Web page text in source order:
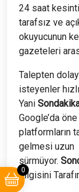
0
24 saat
tarafsız ve
okuyucunun
gazeteleri
Talepten
isteyenler
Yani
Google’da
platformların
gelmesi uzun
sürmüyor.
bilgisini